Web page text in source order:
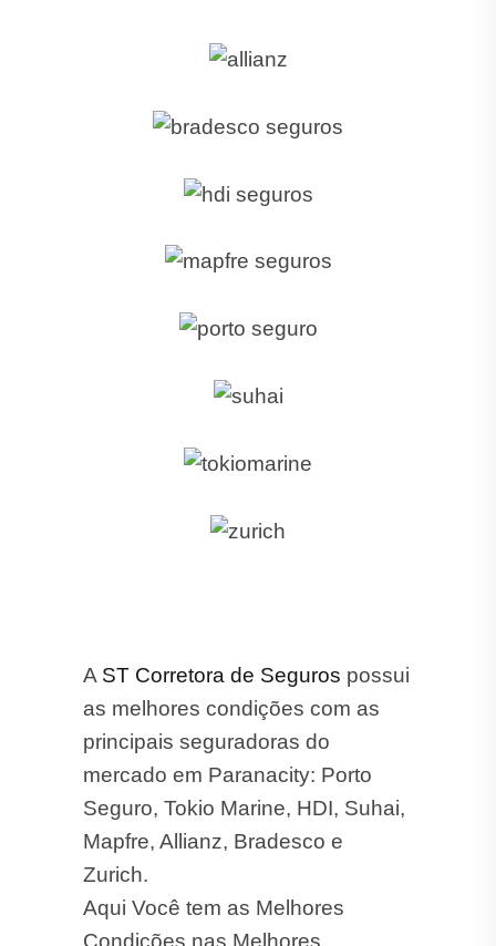
A ST Corretora de Seguros possui
as melhores condições com as
principais seguradoras do
mercado em Paranacity: Porto
Seguro, Tokio Marine, HDI, Suhai,
Mapfre, Allianz, Bradesco e
Zurich.
Aqui Você tem as Melhores